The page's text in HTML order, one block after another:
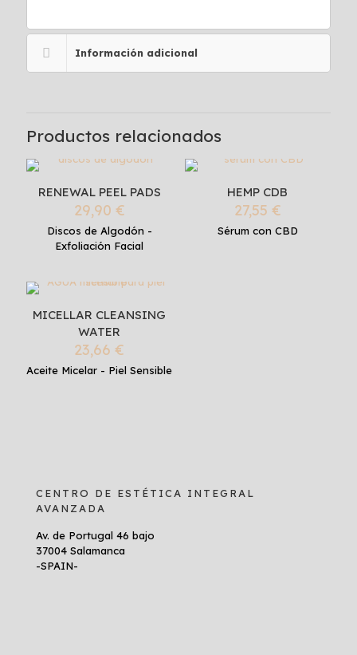
Información adicional
Productos relacionados
RENEWAL PEEL PADS
29,90 €
Discos de Algodón -
Exfoliación Facial
HEMP CDB
27,55 €
Sérum con CBD
MICELLAR CLEANSING
WATER
23,66€
Aceite Micelar - Piel Sensible
CENTRO DE ESTÉTICA INTEGRAL
AVANZADA
Av. de Portugal 46 bajo
37004 Salamanca
-SPAIN-